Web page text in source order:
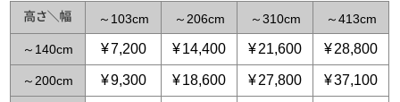
～ 103 ～ 206 ～310 ～413
～ 140 ¥7,200 ¥14,400 ¥21,600 ¥28,800
～ 200 ¥9,300 ¥18,600 ¥27,800 ¥37,100